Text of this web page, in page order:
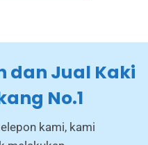
dan Jual Kaki
No.1
kami, kami